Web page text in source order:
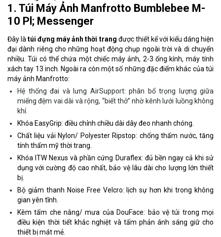
1. Túi Máy Ảnh Manfrotto Bumblebee M-
10 Pl; Messenger
Đây làtúi đựng máy ảnh thời trang được thiết kế với kiểu dáng hiện
đại dành riêng cho những hoạt động chụp ngoài trời và di chuyển
nhiều. Túi có thể chứa một chiếc máy ảnh, 2-3 ống kính, máy tính
xách tay 13 inch. Ngoài ra còn một số những đặc điểm khác của túi
máy ảnh Manfrotto:
Hệ thống đai và lưng AirSupport: phân bổ trọng lượng giữa
miếng đệm vai dài và rộng, “biết thở” nhờ kênh lưới luồng không
khí.
Khóa EasyGrip: điều chỉnh chiều dài dây đeo nhanh chóng.
Chất liệu vải Nylon/ Polyester Ripstop: chống thấm nước, tăng
tính thẩm mỹ thời trang.
Khóa ITW Nexus và phần cứng Duraflex: đủ bền ngay cả khi sử
dụng với cường độ cao nhất, bảo vệ lâu dài cho lượng lớn thiết
bị.
Bộ giảm thanh Noise Free Velcro: lịch sự hơn khi trong không
gian yên tĩnh.
Kèm tấm che nắng/ mưa của DouFace: bảo vệ túi trong mọi
điều kiện thời tiết khắc nghiệt và tấm phản ánh sáng giữ cho
thiết bị mát mẻ.